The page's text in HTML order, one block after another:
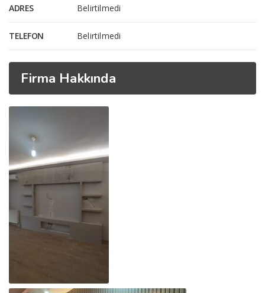
ADRES Belirtilmedi
TELEFON Belirtilmedi
Firma Hakkında